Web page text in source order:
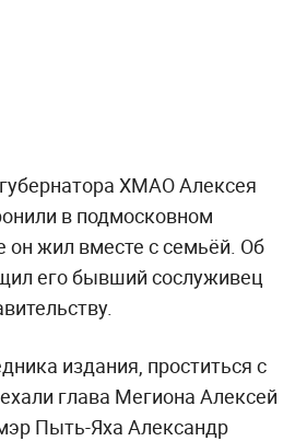
ХМАО Алексея
в подмосковном
он жил вместе с семьёй. Об
его бывший сослуживец
издания, проститься с
глава Мегиона Алексей
Пыть-Яха Александр